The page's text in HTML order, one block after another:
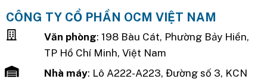
CÔNG TY CỔ PHẦN OCM VIỆT NAM
Văn phòng: 198 Bàu Cát, Phường Bảy Hiền,
TP Hồ Chí Minh, Việt Nam
Nhà máy: Lô A222-A223, Đường số 3, KCN